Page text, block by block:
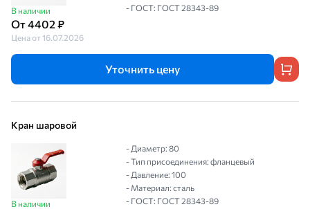
В наличии
От 4402 ₽
Цена от 16.07.2026
- ГОСТ: ГОСТ 28343-89
Уточнить цену
Кран шаровой
В наличии
- Диаметр: 80
- Тип присоединения: фланцевый
- Давление: 100
- Материал: сталь
- ГОСТ: ГОСТ 28343-89